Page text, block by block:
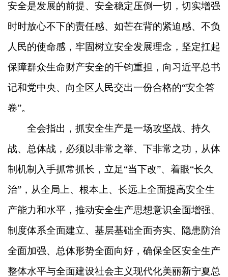
安全是发展的前提、安全稳定压倒一切，切实增强
时时放心不下的责任感、如芒在背的紧迫感、不负
人民的使命感，牢固树立安全发展理念，坚定扛起
保障群众生命财产安全的千钧重担，向习近平总书
记和党中央、向全区人民交出一份合格的“安全答
卷”。
全会指出，抓安全生产是一场攻坚战、持久
战、总体战，必须以非常之举、下非常之功，从体
制机制入手抓常抓长，立足“当下改”、着眼“长久
治”，从全局上、根本上、长远上全面提高安全生
产能力和水平，推动安全生产思想意识全面增强、
制度体系全面建立、基层基础全面夯实、隐患防治
全面加强、总体形势全面向好，确保全区安全生产
整体水平与全面建设社会主义现代化美丽新宁夏总